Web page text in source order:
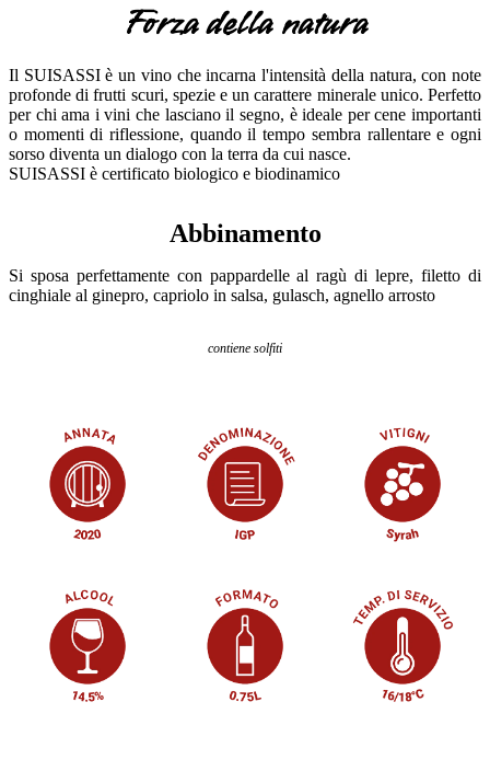
Forza della natura
Il SUISASSI è un vino che incarna l'intensità della natura, con note
profonde di frutti scuri, spezie e un carattere minerale unico. Perfetto
per chi ama i vini che lasciano il segno, è ideale per cene importanti
o momenti di riflessione, quando il tempo sembra rallentare e ogni
sorso diventa un dialogo con la terra da cui nasce.
SUISASSI è certificato biologico e biodinamico
Abbinamento
Si sposa perfettamente con pappardelle al ragù di lepre, filetto di
cinghiale al ginepro, capriolo in salsa, gulasch, agnello arrosto
contiene solfiti